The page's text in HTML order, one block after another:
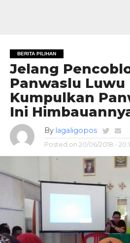
BERITA PILIHAN
Jelang
Panwaslu Luwu
Kumpulkan
Ini
By lagaligopos
Posted on 20/06/2018 -